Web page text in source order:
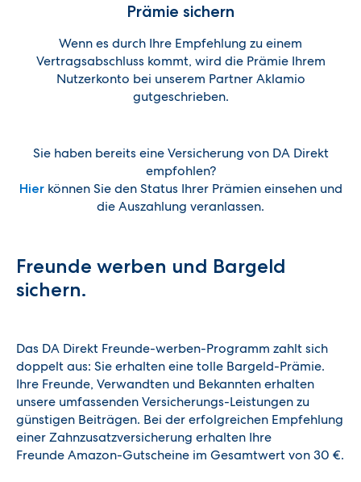
Prämie sichern
Wenn es durch Ihre Empfehlung zu einem
Vertragsabschluss kommt, wird die Prämie Ihrem
Nutzerkonto bei unserem Partner Aklamio
gutgeschrieben.
Sie haben bereits eine Versicherung von DA Direkt
empfohlen?
Hierkönnen Sie den Status Ihrer Prämien einsehen und
die Auszahlung veranlassen.
Freunde werben und Bargeld
sichern.
Das DA Direkt Freunde-werben-Programm zahlt sich
doppelt aus: Sie erhalten eine tolle Bargeld-Prämie.
Ihre Freunde, Verwandten und Bekannten erhalten
unsere umfassenden Versicherungs-Leistungen zu
günstigen Beiträgen. Bei der erfolgreichen Empfehlung
einer Zahnzusatzversicherung erhalten Ihre
Freunde Amazon-Gutscheine im Gesamtwert von 30 €.